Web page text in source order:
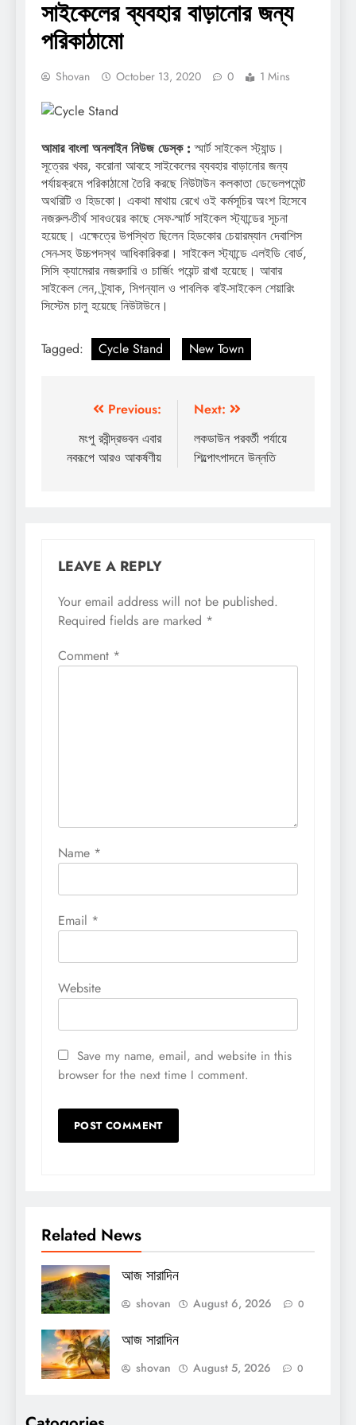
সাইকেলের ব্যবহার বাড়ানোর জন্য
পরিকাঠামো
Shovan October 13, 2020 0 1 Mins
আমার বাংলা অনলাইন নিউজ ডেস্ক : স্মার্ট সাইকেল স্ট্যান্ড।
সূত্রের খবর, করোনা আবহে সাইকেলের ব্যবহার বাড়ানোর জন্য
পর্যায়ক্রমে পরিকাঠামো তৈরি করছে নিউটাউন কলকাতা ডেভেলপমেন্ট
অথরিটি ও হিডকো। একথা মাথায় রেখে ওই কর্মসূচির অংশ হিসেবে
নজরুল-তীর্থ সাবওয়ের কাছে সেফ-স্মার্ট সাইকেল স্ট্যান্ডের সূচনা
হয়েছে। এক্ষেত্রে উপস্থিত ছিলেন হিডকোর চেয়ারম্যান দেবাশিস
সেন-সহ উচ্চপদস্থ আধিকারিকরা। সাইকেল স্ট্যান্ডে এলইডি বোর্ড,
সিসি ক্যামেরার নজরদারি ও চার্জিং পয়েন্ট রাখা হয়েছে। আবার
সাইকেল লেন, ট্র্যাক, সিগন্যাল ও পাবলিক বাই-সাইকেল শেয়ারিং
সিস্টেম চালু হয়েছে নিউটাউনে।
Tagged: Cycle Stand New Town
navigation
Previous:
মংপু রবীন্দ্রভবন এবার
নবরূপে আরও আকর্ষণীয়
Next:
লকডাউন পরবর্তী পর্যায়ে
শিল্পোৎপাদনে উন্নতি
LEAVE A REPLY
Your email address will not be published.
Required fields are marked *
Comment *
Name *
Email *
Website
Save my name, email, and website in this
browser for the next time I comment.
Related News
আজ সারাদিন
shovan August 6, 2026 0
আজ সারাদিন
shovan August 5, 2026 0